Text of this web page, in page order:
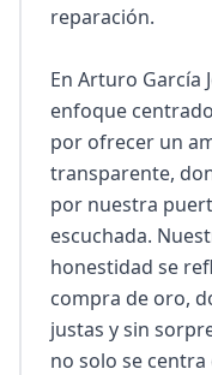
reparación.
En Arturo García
enfoque
por ofrecer un
transparente,
por nuestra
escuchada.
honestidad se
compra de oro,
justas y sin
no solo se